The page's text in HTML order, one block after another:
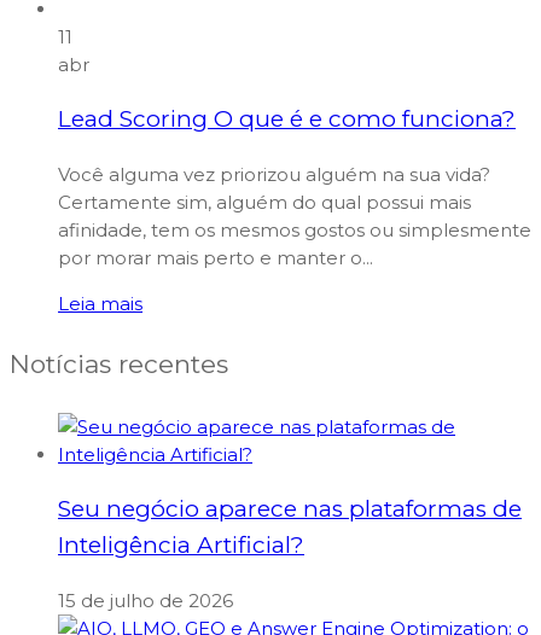
11
abr
Lead Scoring O que é e como funciona?
Você alguma vez priorizou alguém na sua vida?
Certamente sim, alguém do qual possui mais
afinidade, tem os mesmos gostos ou simplesmente
por morar mais perto e manter o...
Leia mais
Notícias recentes
Seu negócio aparece nas plataformas de
Inteligência Artificial?
15 de julho de 2026